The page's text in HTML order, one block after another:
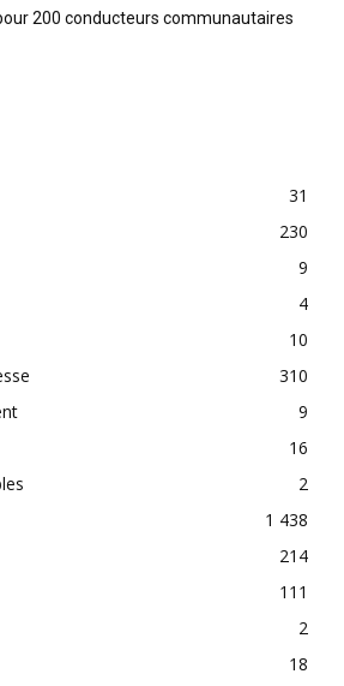
200 conducteurs communautaires
31
230
9
4
10
310
9
16
2
1 438
214
111
2
18